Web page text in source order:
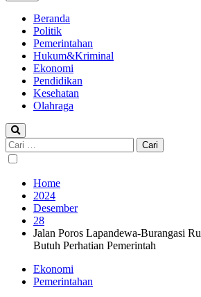
Beranda
Politik
Pemerintahan
Hukum&Kriminal
Ekonomi
Pendidikan
Kesehatan
Olahraga
Cari
untuk:
Home
2024
Desember
28
Jalan Poros Lapandewa-Burangasi
Butuh Perhatian Pemerintah
Ekonomi
Pemerintahan